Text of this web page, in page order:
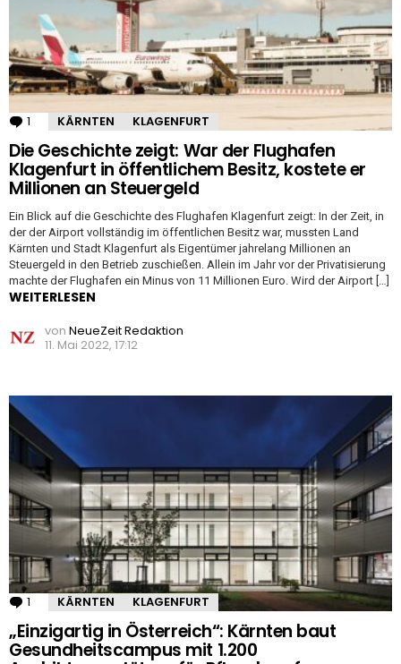
1 Kommentar
KÄRNTEN KLAGENFURT
Die Geschichte zeigt: War der Flughafen
Klagenfurt in öffentlichem Besitz, kostete er
Millionen an Steuergeld
Ein Blick auf die Geschichte des Flughafen Klagenfurt zeigt: In der Zeit, in
der der Airport vollständig im öffentlichen Besitz war, mussten Land
Kärnten und Stadt Klagenfurt als Eigentümer jahrelang Millionen an
Steuergeld in den Betrieb zuschießen. Allein im Jahr vor der Privatisierung
machte der Flughafen ein Minus von 11 Millionen Euro. Wird der Airport […]
WEITERLESEN
von NeueZeit Redaktion
11. Mai 2022, 17:12
1 Kommentar
KÄRNTEN KLAGENFURT
„Einzigartig in Österreich“: Kärnten baut
Gesundheitscampus mit 1.200